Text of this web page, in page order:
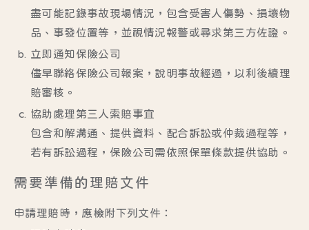
盡可能記錄事故現場情況，包含受害人傷勢、損壞物
品、事發位置等，並視情況報警或尋求第三方佐證。
立即通知保險公司
儘早聯絡保險公司報案，說明事故經過，以利後續理
賠審核。
協助處理第三人索賠事宜
包含和解溝通、提供資料、配合訴訟或仲裁過程等，
若有訴訟過程，保險公司需依照保單條款提供協助。
需要準備的理賠文件
申請理賠時，應檢附下列文件：